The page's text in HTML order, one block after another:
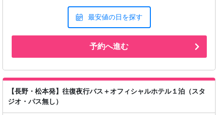
最安値の日を探す
予約へ進む
【長野・松本発】往復夜行バス＋オフィシャルホテル１泊（スタ
ジオ・パス無し）